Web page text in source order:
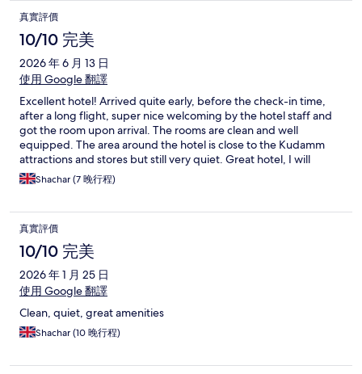
真實評價
10/10 完美
2026 年 6 月 13 日
使用 Google 翻譯
Excellent hotel! Arrived quite early, before the check-in time,
after a long flight, super nice welcoming by the hotel staff and
got the room upon arrival. The rooms are clean and well
equipped. The area around the hotel is close to the Kudamm
attractions and stores but still very quiet. Great hotel, I will
definitely stay again.
Shachar (7 晚行程)
真實評價
10/10 完美
2026 年 1 月 25 日
使用 Google 翻譯
Clean, quiet, great amenities
Shachar (10 晚行程)